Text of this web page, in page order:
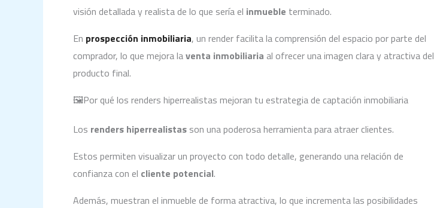
visión detallada y realista de lo que sería el inmueble terminado.
En prospección inmobiliaria, un render facilita la comprensión del espacio por parte del
comprador, lo que mejora laventa inmobiliaria al ofrecer una imagen clara y atractiva del
producto final.
🖼️Por qué los renders hiperrealistas mejoran tu estrategia de captación inmobiliaria
Los renders hiperrealistas son una poderosa herramienta para atraer clientes.
Estos permiten visualizar un proyecto con todo detalle, generando una relación de
confianza con el cliente potencial.
Además, muestran el inmueble de forma atractiva, lo que incrementa las posibilidades